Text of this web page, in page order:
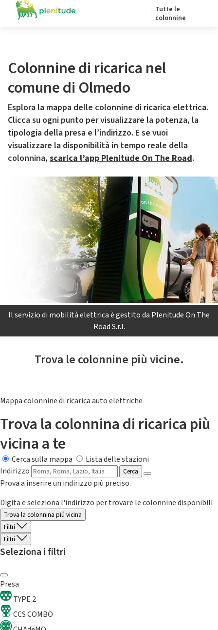
Tutte le
colonnine
Colonnine di ricarica nel
comune di Olmedo
Esplora la mappa delle colonnine di ricarica elettrica.
Clicca su ogni punto per visualizzare la potenza, la
tipologia della presa e l’indirizzo. E se vuoi
visualizzare la disponibilità in tempo reale della
colonnina, scarica l’app Plenitude On The Road.
Il servizio di mobilità elettrica è gestito da Plenitude On The
Road S.r.l.
Trova le colonnine più vicine.
Mappa colonnine di ricarica auto elettriche
Trova la colonnina di ricarica più
vicina a te
Cerca sulla mappa
Lista delle stazioni
Indirizzo
Cerca
Prova a inserire un indirizzo più preciso.
Digita e seleziona l'indirizzo per trovare le colonnine disponibili
Trova la colonnina piú vicina
Filtri
Filtri
Seleziona i filtri
Presa
TYPE 2
CCS COMBO